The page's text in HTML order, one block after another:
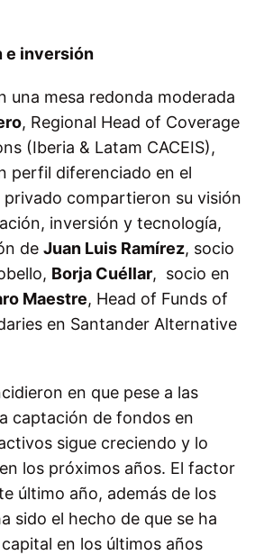
e inversión
una mesa redonda moderada
, Regional Head of Coverage
(Iberia & Latam CACEIS),
perfil diferenciado en el
compartieron su visión
inversión y tecnología,
de Juan Luis Ramírez, socio
Borja Cuéllar, socio en
Maestre, Head of Funds of
en Santander Alternative
en que pese a las
captación de fondos en
sigue creciendo y lo
los próximos años. El factor
último año, además de los
sido el hecho de que se ha
en los últimos años